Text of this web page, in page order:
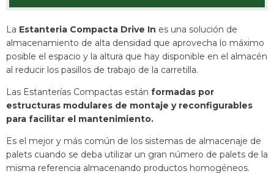
DAME PRESUPUESTO
La Estanteria Compacta Drive In es una solución de
almacenamiento de alta densidad que aprovecha lo máximo
posible el espacio y la altura que hay disponible en el almacén
al reducir los pasillos de trabajo de la carretilla.
Las Estanterías Compactas están formadas por
estructuras modulares de montaje y reconfigurables
para facilitar el mantenimiento.
Es el mejor y más común de los sistemas de almacenaje de
palets cuando se deba utilizar un gran número de palets de la
misma referencia almacenando productos homogéneos.